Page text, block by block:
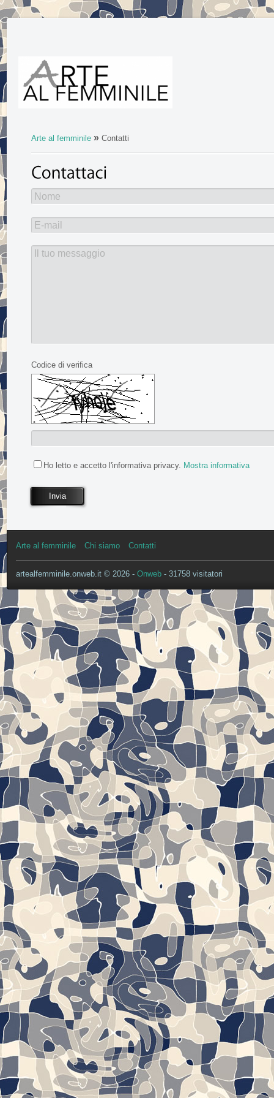
Arte al femminile » Contatti
Nome
E-mail
Il tuo messaggio
Codice di verifica
Ho letto e accetto l'informativa privacy. Mostra informativa
Invia
Arte al femminile Chi siamo Contatti
artealfemminile.onweb.it © 2026 - Onweb - 31758 visitatori